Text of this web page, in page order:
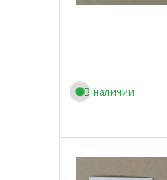
В наличии